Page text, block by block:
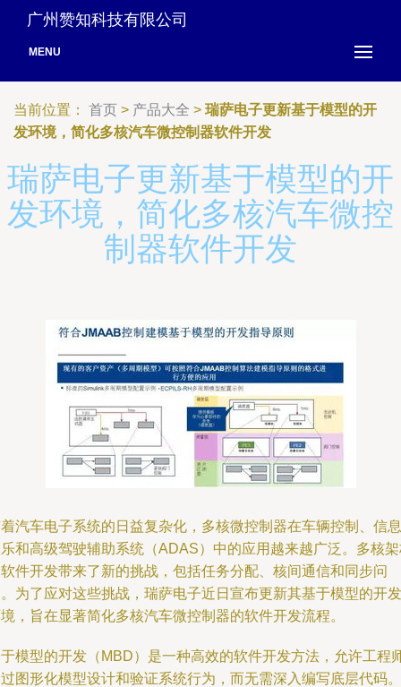
广州赞知科技有限公司
MENU
当前位置： 首页 > 产品大全 > 瑞萨电子更新基于模型的开
发环境，简化多核汽车微控制器软件开发
瑞萨电子更新基于模型的开
发环境，简化多核汽车微控
制器软件开发
汽车电子系统的日益复杂化，多核微控制器在车辆控制、信息
和高级驾驶辅助系统（ADAS）中的应用越来越广泛。多核
件开发带来了新的挑战，包括任务分配、核间通信和同步问
为了应对这些挑战，瑞萨电子近日宣布更新其基于模型的开发
，旨在显著简化多核汽车微控制器的软件开发流程。
模型的开发（MBD）是一种高效的软件开发方法，允许工程
图形化模型设计和验证系统行为，而无需深入编写底层代码。